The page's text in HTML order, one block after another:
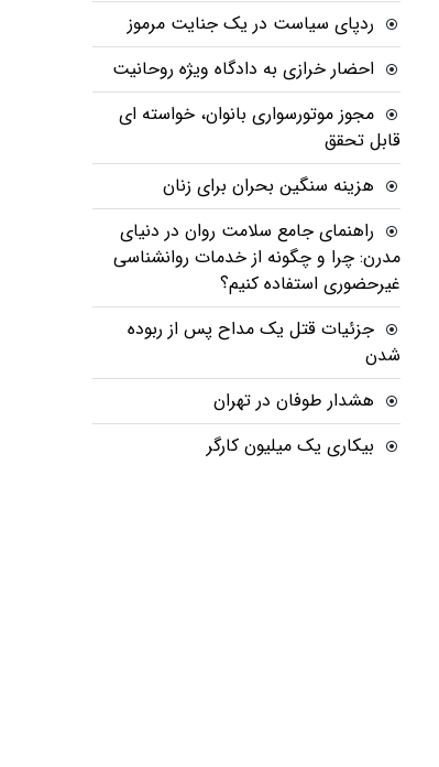
ردپای سیاست در یک جنایت مرموز
احضار خرازی به دادگاه ویژه روحانیت
مجوز موتورسواری بانوان، خواسته ای
قابل تحقق
هزینه سنگین بحران برای زنان
راهنمای جامع سلامت روان در دنیای
مدرن: چرا و چگونه از خدمات روانشناسی
غیرحضوری استفاده کنیم؟
جزئیات قتل یک مداح پس از ربوده
شدن
هشدار طوفان در تهران
بیکاری یک میلیون کارگر